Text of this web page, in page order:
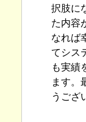
択肢に
た内容
なれば
てシス
も実績
ます。
うござ